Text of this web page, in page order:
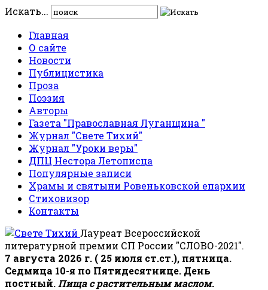
Искать...
Главная
О сайте
Новости
Публицистика
Проза
Поэзия
Авторы
Газета "Православная Луганщина "
Журнал "Свете Тихий"
Журнал "Уроки веры"
ДПЦ Нестора Летописца
Популярные записи
Храмы и святыни Ровеньковской епархии
Стиховизор
Контакты
Лауреат Всероссийской
литературной премии СП России "СЛОВО-2021".
7 августа 2026 г. ( 25 июля ст.ст.), пятница.
Седмица 10-я по Пятидесятнице. День
постный. Пища с растительным маслом.